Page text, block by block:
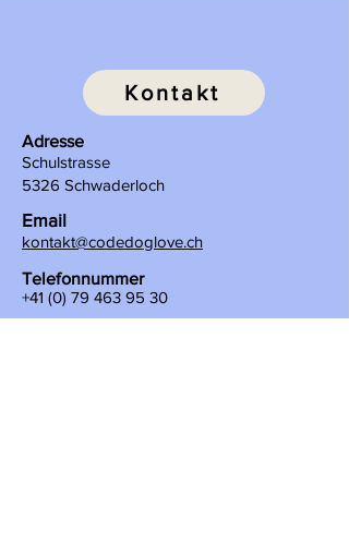
Kontakt
Adresse
Schulstrasse
5326 Schwaderloch
Email
kontakt@codedoglove.ch
Telefonnummer
+41 (0) 79 463 95 30